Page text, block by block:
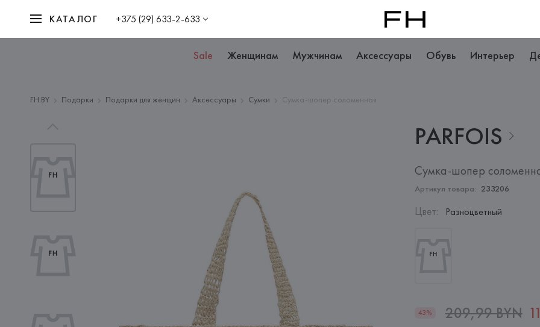
КАТАЛОГ +375 (29) 633-2-633
Sale Женщинам Мужчинам Аксессуары Обувь Интерьер
FH.BY Подарки Подарки для женщин Аксессуары Сумки Сумка-шопер соломенная
PARFOIS
Сумка-шопер
Артикул товара: 233206
Цвет: Разноцветный
43% 209,99 BYN